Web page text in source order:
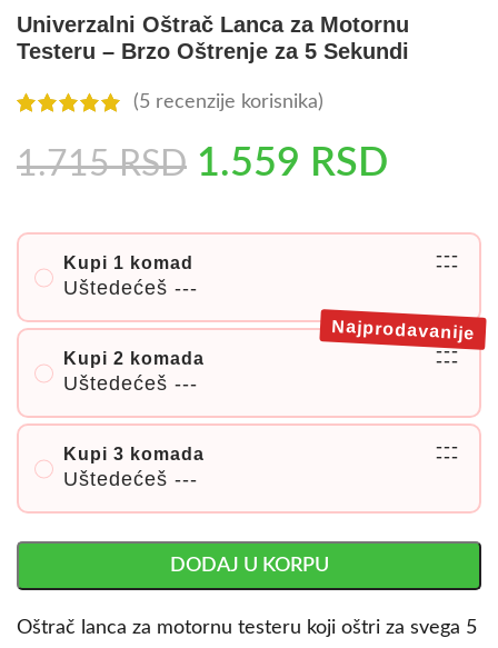
Univerzalni Oštrač Lanca za Motornu
Testeru – Brzo Oštrenje za 5 Sekundi
(5 recenzije korisnika)
1.715RSD 1.559 RSD
Kupi 1 komad
Uštedećeš ---
---
---
Kupi 2 komada
Uštedećeš ---
---
---
Najprodavanije
Kupi 3 komada
Uštedećeš ---
---
---
DODAJ U KORPU
Oštrač lanca za motornu testeru koji oštri za svega 5